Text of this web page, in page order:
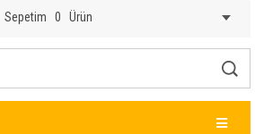
Sepetim 0 Ürün